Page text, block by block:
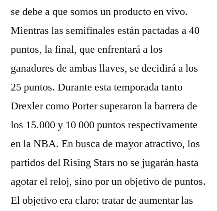
se debe a que somos un producto en vivo.
Mientras las semifinales están pactadas a 40
puntos, la final, que enfrentará a los
ganadores de ambas llaves, se decidirá a los
25 puntos. Durante esta temporada tanto
Drexler como Porter superaron la barrera de
los 15.000 y 10 000 puntos respectivamente
en la NBA. En busca de mayor atractivo, los
partidos del Rising Stars no se jugarán hasta
agotar el reloj, sino por un objetivo de puntos.
El objetivo era claro: tratar de aumentar las